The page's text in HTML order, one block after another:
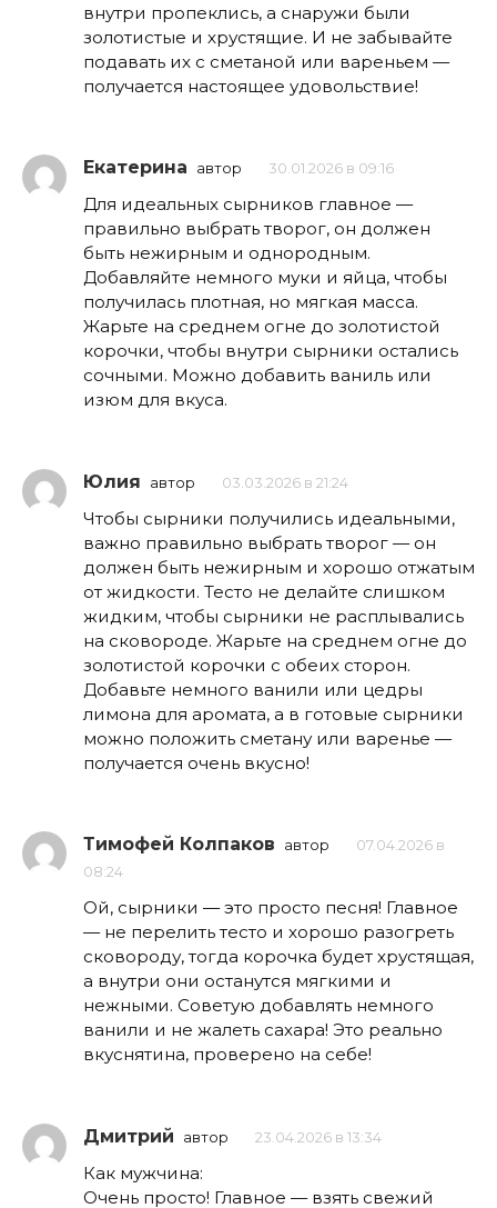
внутри пропеклись, а снаружи были
золотистые и хрустящие. И не забывайте
подавать их с сметаной или вареньем —
получается настоящее удовольствие!
Екатерина автор 30.01.2026 в 09:16
Для идеальных сырников главное —
правильно выбрать творог, он должен
быть нежирным и однородным.
Добавляйте немного муки и яйца, чтобы
получилась плотная, но мягкая масса.
Жарьте на среднем огне до золотистой
корочки, чтобы внутри сырники остались
сочными. Можно добавить ваниль или
изюм для вкуса.
Юлия автор 03.03.2026 в 21:24
Чтобы сырники получились идеальными,
важно правильно выбрать творог — он
должен быть нежирным и хорошо отжатым
от жидкости. Тесто не делайте слишком
жидким, чтобы сырники не расплывались
на сковороде. Жарьте на среднем огне до
золотистой корочки с обеих сторон.
Добавьте немного ванили или цедры
лимона для аромата, а в готовые сырники
можно положить сметану или варенье —
получается очень вкусно!
Тимофей Колпаков автор
07.04.2026 в
08:24
Ой, сырники — это просто песня! Главное
— не перелить тесто и хорошо разогреть
сковороду, тогда корочка будет хрустящая,
а внутри они останутся мягкими и
нежными. Советую добавлять немного
ванили и не жалеть сахара! Это реально
вкуснятина, проверено на себе!
Дмитрий автор 23.04.2026 в 13:34
Как мужчина:
Очень просто! Главное — взять свежий